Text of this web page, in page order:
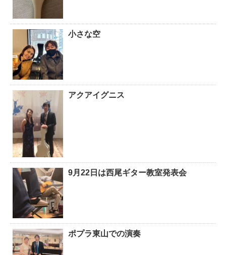
小さな空
アクアイグニス
9月22日は西尾ギター教室発表会
ポプラ東山での演奏